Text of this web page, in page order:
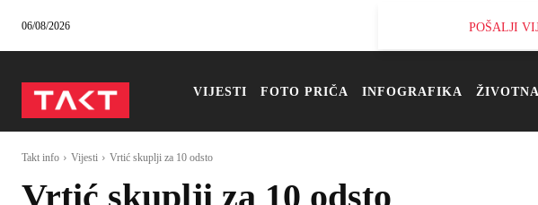
06/08/2026 POŠALJI
VIJESTI FOTO PRIČA INFOGRAFIKA
Takt info Vijesti Vrtić skuplji za 10 odsto
Vrtić skuplji za 10 odsto